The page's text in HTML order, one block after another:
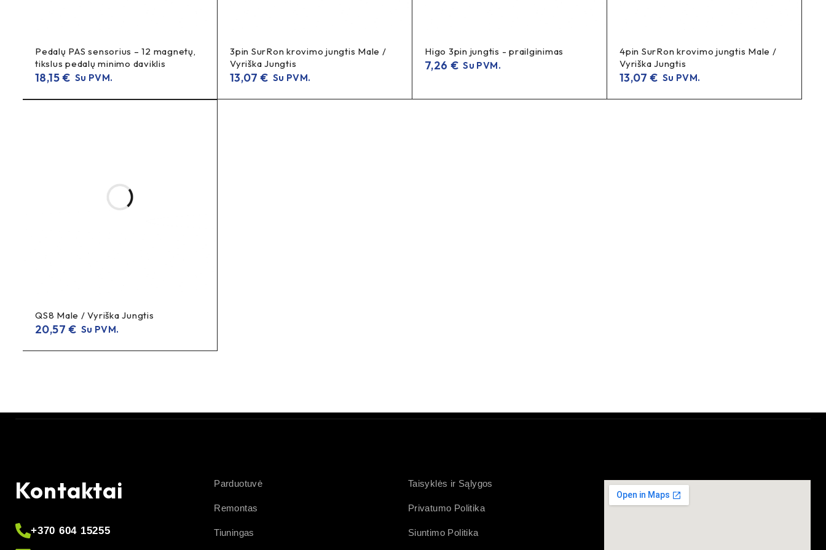
Pedalų PAS sensorius – 12 magnetų,
tikslus pedalų minimo daviklis
18,15€ Su PVM.
3pin SurRon krovimo jungtis Male /
Vyriška Jungtis
13,07€ Su PVM.
Higo 3pin jungtis - prailginimas
7,26 € Su PVM.
4pin SurRon krovimo jungtis Male /
Vyriška Jungtis
13,07€ Su PVM.
QS8 Male / Vyriška Jungtis
20,57€ Su PVM.
Kontaktai
+370 604 15255
Parduotuvė
Remontas
Tiuningas
Taisyklės ir Sąlygos
Privatumo Politika
Siuntimo Politika